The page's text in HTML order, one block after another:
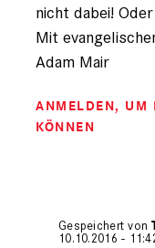
nicht dabei!
Mit
Adam Mair
ANMELDEN, UM
KÖNNEN
Gespeichert von
10.10.2016 -